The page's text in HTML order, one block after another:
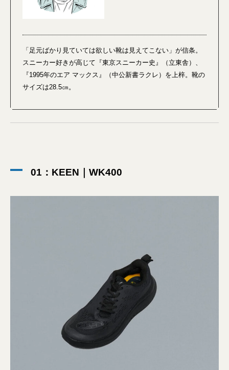
「足元ばかり見ていては欲しい靴は見えてこない」が信条。
スニーカー好きが高じて『東京スニーカー史』（立東舎）、
『1995年のエア マックス』（中公新書ラクレ）を上梓。靴の
サイズは28.5㎝。
01：KEEN｜WK400